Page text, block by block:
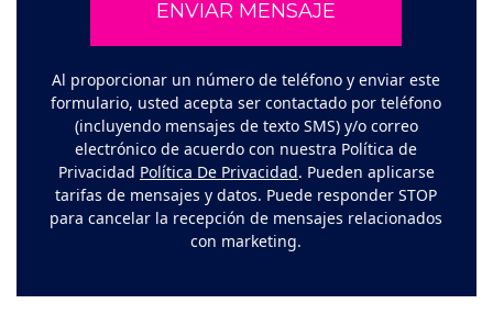
Al proporcionar un número de teléfono y enviar este
formulario, usted acepta ser contactado por teléfono
(incluyendo mensajes de texto SMS) y/o correo
electrónico de acuerdo con nuestra Política de
Privacidad Política De Privacidad. Pueden aplicarse
tarifas de mensajes y datos. Puede responder STOP
para cancelar la recepción de mensajes relacionados
con marketing.